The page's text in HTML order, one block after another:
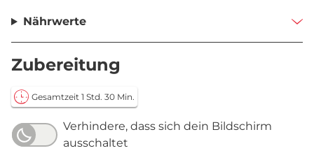
Nährwerte
Zubereitung
Gesamtzeit 1 Std. 30 Min.
Verhindere, dass sich dein Bildschirm
ausschaltet